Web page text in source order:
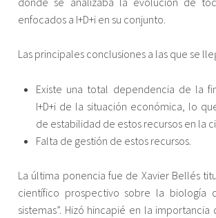
enfocados a I+D+i en su conjunto.
Las principales conclusiones a las que se
Existe una total dependencia de la
I+D+i de la situación económica, lo
de estabilidad de estos recursos en la
Falta de gestión de estos recursos.
La última ponencia fue de Xavier Bellés
científico prospectivo sobre la biología
sistemas”. Hizó hincapié en la